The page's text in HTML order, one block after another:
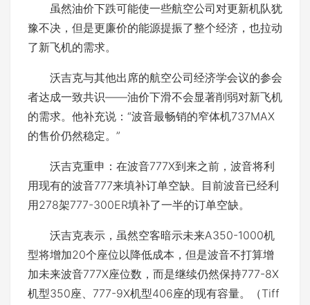
虽然油价下跌可能使一些航空公司对更新机队犹
豫不决，但是更廉价的能源提振了整个经济，也拉动
了新飞机的需求。
沃吉克与其他出席的航空公司经济学会议的参会
者达成一致共识――油价下滑不会显著削弱对新飞机
的需求。他补充说：“波音最畅销的窄体机737MAX
的售价仍然稳定。”
沃吉克重申：在波音777X到来之前，波音将利
用现有的波音777来填补订单空缺。目前波音已经利
用278架777-300ER填补了一半的订单空缺。
沃吉克表示，虽然空客暗示未来A350-1000机
型将增加20个座位以降低成本，但是波音不打算增
加未来波音777X座位数，而是继续仍然保持777-8X
机型350座、777-9X机型406座的现有容量。（Tiff